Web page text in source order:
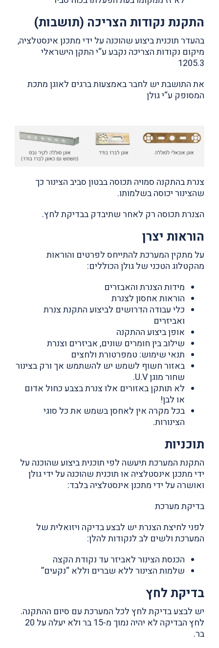
התקנת נקודות הצריכה (תושבות)
בהעדר תוכנית ביצוע שהוכנה על ידי מתכנן אינסטלציה,
מיקום נקודות הצריכה נקבע ע“י התקן הישראלי
1205.3
את התושבת יש לחבר באמצעות ברגים לאוגן מתכת
המסופק ע“י גולן
צנרת בהתקנה סמויה תכוסה בבטון סביב הצינור כך
שהצינור יכוסה בשלמותו.
הצנרת תכוסה רק לאחר שתיבדק בבדיקת לחץ.
הוראות יצרן
על מתקין המערכת להתייחס לפרטים והוראות
מהקטלוג הטכני של גולן הכוללים:
מידות הצנרת והאבזרים
הוראות אחסון לצנרת
כלי עבודה הדרושים לביצוע התקנת צנרת
ואביזרים
אופן ביצוע ההתקנה
שילוב בין חומרים שונים, אביזרים וצנרת
תנאי שימוש: טמפרטורת ולחצים
באזור חשוף לשמש יש להשתמש אך ורק בצינור
שחור מוגן U.V.
לא תותקן באזורים אלו צנרת בצבע כחול אדום
או לבן!
בכל מקרה אין לאחסן בשמש את כל סוגי
הצינורות.
תוכניות
התקנת המערכת תיעשה לפי תוכנית ביצוע שהוכנה על
ידי מתכנן אינסטלציה או תוכנית שהוכנה על ידי גולן
ואושרה על ידי מתכנן אינסטלציה בלבד:
בדיקת מערכת
לפני לחיצת הצנרת יש לבצע בדיקה ויזואלית של
המערכת ולשים לב לנקודות להלן:
הכנסת הצינור לאביזר עד נקודת הקצה
שלמות הצינור ללא שברים וללא “נקעים”
בדיקת לחץ
יש לבצע בדיקת לחץ לכל המערכת עם סיום ההתקנה.
לחץ הבדיקה לא יהיה נמוך מ-15 בר ולא יעלה על 20
בר.